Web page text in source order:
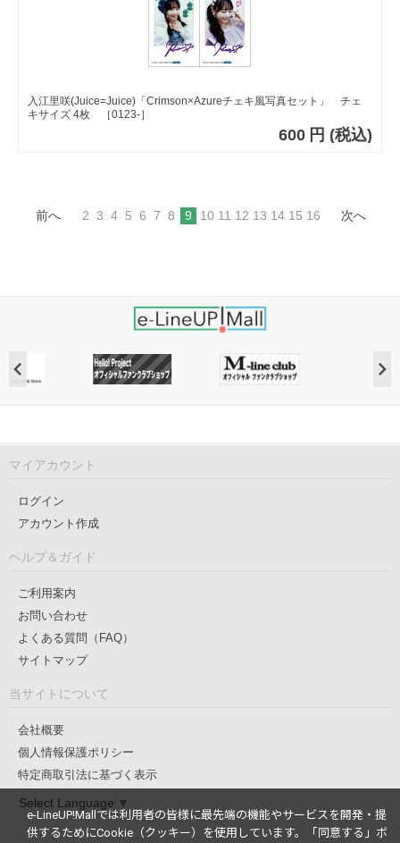
入江里咲(Juice=Juice)「Crimson×Azureチェキ風写真セット」 チェ
キサイズ 4枚 ［0123-］
600 円 (税込)
前へ 2 3 4 5 6 7 8 9 10 11 12 13 14 15 16 次へ
マイアカウント
ログイン
アカウント作成
ヘルプ＆ガイド
ご利用案内
お問い合わせ
よくある質問（FAQ）
サイトマップ
当サイトについて
会社概要
個人情報保護ポリシー
特定商取引法に基づく表示
Select Language ▼
e-LineUP!Mallでは利用者の皆様に最先端の機能やサービスを開発・提
供するためにCookie（クッキー）を使用しています。
「同意する」ボ